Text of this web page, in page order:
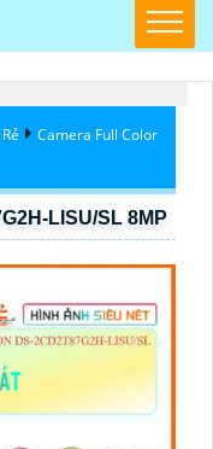
Camera Full Color
LISU/SL 8MP